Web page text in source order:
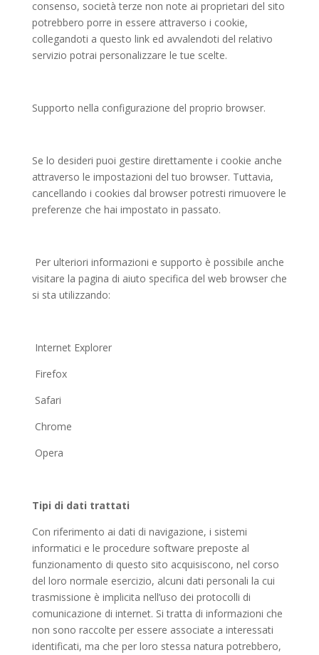
consenso, società terze non note ai proprietari del sito
potrebbero porre in essere attraverso i cookie,
collegandoti a questo link ed avvalendoti del relativo
servizio potrai personalizzare le tue scelte.
Supporto nella configurazione del proprio browser.
Se lo desideri puoi gestire direttamente i cookie anche
attraverso le impostazioni del tuo browser. Tuttavia,
cancellando i cookies dal browser potresti rimuovere le
preferenze che hai impostato in passato.
Per ulteriori informazioni e supporto è possibile anche
visitare la pagina di aiuto specifica del web browser che
si sta utilizzando:
Internet Explorer
Firefox
Safari
Chrome
Opera
Tipi di dati trattati
Con riferimento ai dati di navigazione, i sistemi
informatici e le procedure software preposte al
funzionamento di questo sito acquisiscono, nel corso
del loro normale esercizio, alcuni dati personali la cui
trasmissione è implicita nell’uso dei protocolli di
comunicazione di internet. Si tratta di informazioni che
non sono raccolte per essere associate a interessati
identificati, ma che per loro stessa natura potrebbero,